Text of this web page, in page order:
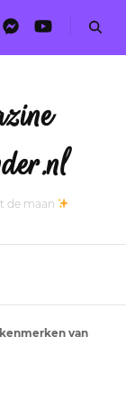
de maan
van